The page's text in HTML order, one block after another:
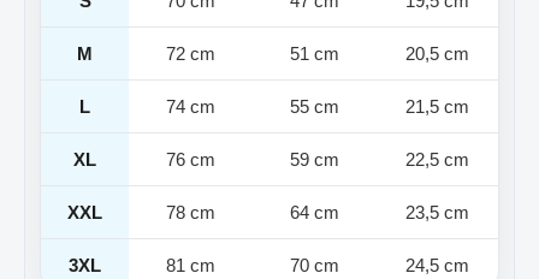
M 72 cm 51 cm 20,5 cm
L 74 cm 55 cm 21,5 cm
XL 76 cm 59 cm 22,5 cm
XXL 78 cm 64 cm 23,5 cm
3XL 81 cm 70 cm 24,5 cm